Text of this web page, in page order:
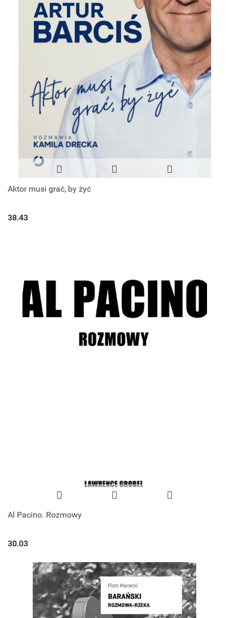
Aktor musi grać, by żyć
38.43
Al Pacino. Rozmowy
30.03